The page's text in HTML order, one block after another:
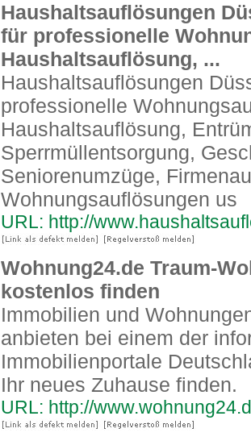
Haushaltsauflösungen
für professionelle
Haushaltsauflösung, ...
Haushaltsauflösungen
professionelle
Haushaltsauflösung,
Sperrmüllentsorgung,
Seniorenumzüge,
Wohnungsauflösungen us
URL: http://
Wohnung24.de Traum-
kostenlos finden
Immobilien und
anbieten bei einem der
Immobilienportale
Ihr neues Zuhause finden.
URL: http://